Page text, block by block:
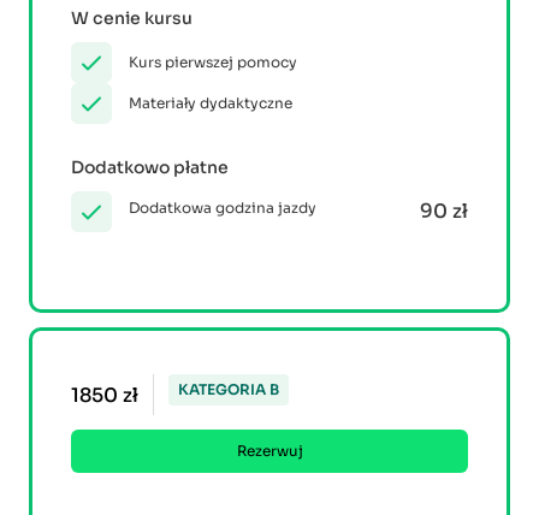
W cenie kursu
Kurs pierwszej pomocy
Materiały dydaktyczne
Dodatkowo płatne
Dodatkowa godzina jazdy 90 zł
1850 zł KATEGORIA B
Rezerwuj